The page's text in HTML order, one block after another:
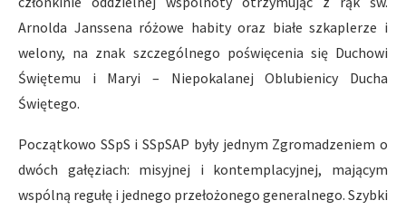
Arnolda Janssena różowe habity oraz białe szkaplerze i
welony, na znak szczególnego poświęcenia się Duchowi
Świętemu i Maryi – Niepokalanej Oblubienicy Ducha
Świętego.
Początkowo SSpS i SSpSAP były jednym Zgromadzeniem o
dwóch gałęziach: misyjnej i kontemplacyjnej, mającym
wspólną regułę i jednego przełożonego generalnego. Szybki